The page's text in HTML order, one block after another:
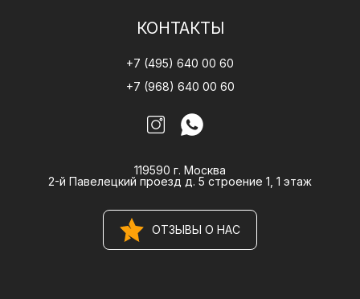
КОНТАКТЫ
+7 (495) 640 00 60
+7 (968) 640 00 60
119590 г. Москва
2-й Павелецкий проезд д. 5 строение 1, 1 этаж
ОТЗЫВЫ О НАС